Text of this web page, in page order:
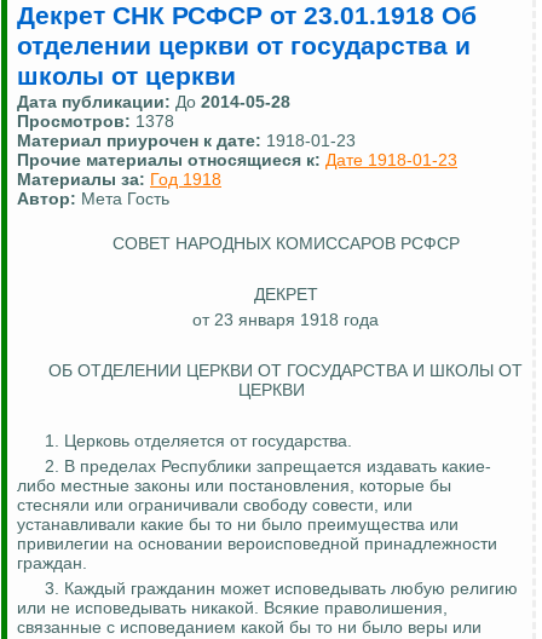
Декрет СНК РСФСР от 23.01.1918 Об
отделении церкви от государства и
школы от церкви
Дата публикации: До 2014-05-28
Просмотров: 1378
Материал приурочен к дате: 1918-01-23
Прочие материалы относящиеся к: Дате 1918-01-23
Материалы за: Год 1918
Автор: Мета Гость
СОВЕТ НАРОДНЫХ КОМИССАРОВ РСФСР
ДЕКРЕТ
от 23 января 1918 года
ОБ ОТДЕЛЕНИИ ЦЕРКВИ ОТ ГОСУДАРСТВА И ШКОЛЫ ОТ
ЦЕРКВИ
1. Церковь отделяется от государства.
2. В пределах Республики запрещается издавать какие-
либо местные законы или постановления, которые бы
стесняли или ограничивали свободу совести, или
устанавливали какие бы то ни было преимущества или
привилегии на основании вероисповедной принадлежности
граждан.
3. Каждый гражданин может исповедывать любую религию
или не исповедывать никакой. Всякие праволишения,
связанные с исповеданием какой бы то ни было веры или